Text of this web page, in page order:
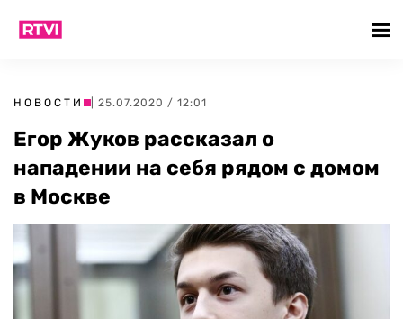
НОВОСТИ | 25.07.2020 / 12:01
Егор Жуков рассказал о
нападении на себя рядом с домом
в Москве